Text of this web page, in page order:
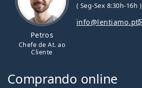
Petros
Chefe de At. ao
Cliente
( Seg-Sex 8:30h-16h )
info@lentiamo.pt
Comprando online